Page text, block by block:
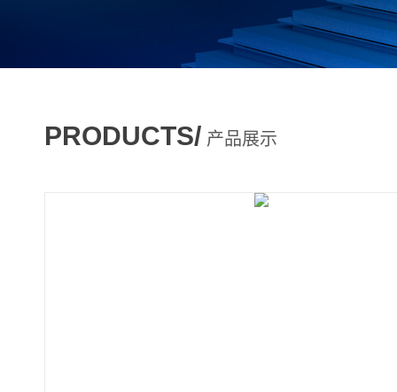
PRODUCTS/ 产品展示